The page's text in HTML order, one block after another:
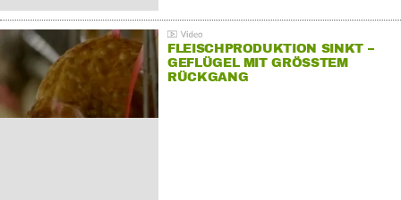
FLEISCHPRODUKTION SINKT –
GEFLÜGEL MIT GRÖSSTEM R
ÜCKGANG